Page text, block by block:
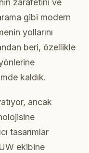
gibi modern
yollarını
beri, özellikle
kaldık.
ancak
tasarımlar
ekibine